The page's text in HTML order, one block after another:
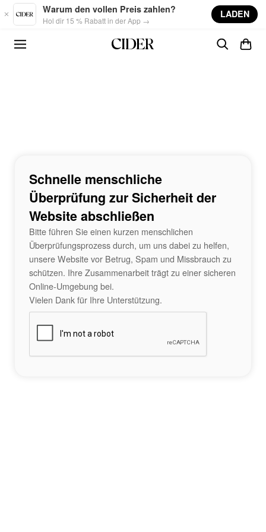
Skip to main content
Warum den vollen Preis zahlen?
Hol dir 15 % Rabatt in der App →
LADEN
Schnelle menschliche
Überprüfung zur Sicherheit der
Website abschließen
Bitte führen Sie einen kurzen menschlichen
Überprüfungsprozess durch, um uns dabei zu helfen,
unsere Website vor Betrug, Spam und Missbrauch zu
schützen. Ihre Zusammenarbeit trägt zu einer sicheren
Online-Umgebung bei.
Vielen Dank für Ihre Unterstützung.